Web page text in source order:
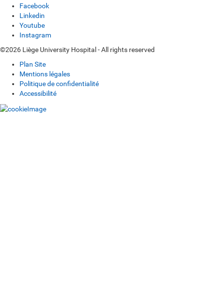
Facebook
Linkedin
Youtube
Instagram
©2026 Liège University Hospital - All rights reserved
Plan Site
Mentions légales
Politique de confidentialité
Accessibilité